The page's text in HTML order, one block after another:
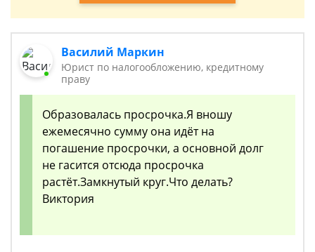
Василий Маркин
Юрист по налогообложению, кредитному
праву
Образовалась просрочка.Я вношу
ежемесячно сумму она идёт на
погашение просрочки, а основной долг
не гасится отсюда просрочка
растёт.Замкнутый круг.Что делать?
Виктория